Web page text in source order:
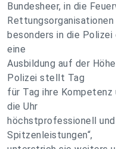
Bundesheer, in die
Rettungsorganisationen
besonders in die Polizei
eine
Ausbildung auf der
Polizei stellt Tag
für Tag ihre
die Uhr
höchstprofessionell
Spitzenleistungen“,